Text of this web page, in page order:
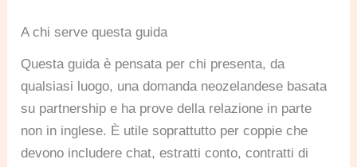
A chi serve questa guida
Questa guida è pensata per chi presenta, da
qualsiasi luogo, una domanda neozelandese basata
su partnership e ha prove della relazione in parte
non in inglese. È utile soprattutto per coppie che
devono includere chat, estratti conto, contratti di